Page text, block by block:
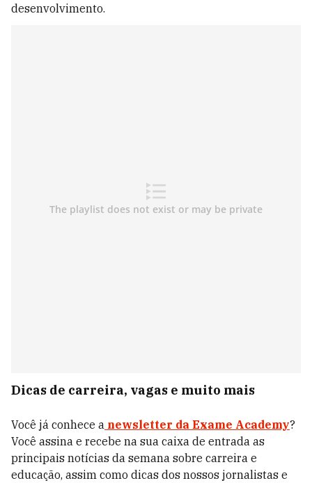
desenvolvimento.
Dicas de carreira, vagas e muito mais
Você já conhece a newsletter da Exame Academy?
Você assina e recebe na sua caixa de entrada as
principais notícias da semana sobre carreira e
educação, assim como dicas dos nossos jornalistas e